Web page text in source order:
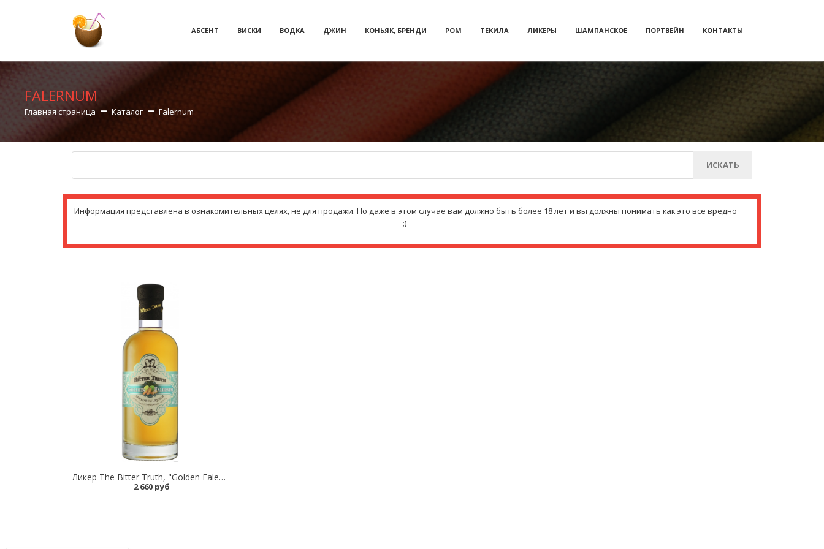
АБСЕНТ ВИСКИ ВОДКА ДЖИН КОНЬЯК, БРЕНДИ РОМ ТЕКИЛА ЛИКЕРЫ ШАМПАНСКОЕ ПОРТВЕЙН КОНТАКТЫ
FALERNUM
Главная страница Каталог Falernum
ИСКАТЬ
Информация представлена в ознакомительных целях, не для продажи. Но даже в этом случае вам должно быть более 18 лет и вы должны понимать как это все вредно
;)
Ликер The Bitter Truth, "Golden Falernum"
2 660 руб